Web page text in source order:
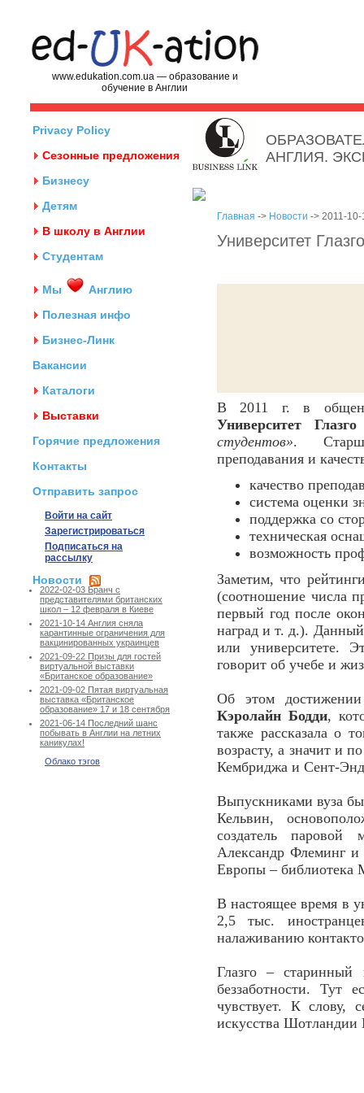
www.edukation.com.ua — образование и
обучение в Англии
Privacy Policy
Сезонные предложения
Бизнесу
Детям
В школу в Англии
Студентам
Мы
Англию
Полезная инфо
Бизнес-Линк
Вакансии
Каталоги
Выставки
Горячие предложения
Контакты
Отправить запрос
Войти на сайт
Зарегистрироваться
Подписаться на
рассылку
Новости
2022-02-03 Бранч с
представителями британских
школ – 12 февраля в Киеве
2021-10-14 Англия сняла
карантинные ограничения для
вакцинированных украинцев
2021-09-22 Призы для гостей
виртуальной выставки
«Британское образование»
2021-09-02 Пятая виртуальная
выставка «Британское
образование» 17 и 18 сентября
2021-06-14 Последний шанс
побывать в Англии на летних
каникулах!
Облако тэгов
АНГЛИЯ.
Главная -> Новости -> 2011-10-
Университет
В 2011 г. в
Университет Глазго
студентов».
преподавания и
качество
система оценки
поддержка со
техническая
возможность
Заметим, что
(соотношение числа
первый год после
наград и т. д.). Данный
или университете.
говорит об учебе и
Об этом достижении
Кэролайн Бодди,
также рассказала о
возрасту, а значит и
Кембриджа и Сент-
Выпускниками вуза
Кельвин,
создатель паровой
Александр Флеминг и
Европы – библиотека
В настоящее время в
2,5 тыс.
налаживанию
Глазго –
беззаботности. Тут
чувствует. К слову,
искусства Шотландии